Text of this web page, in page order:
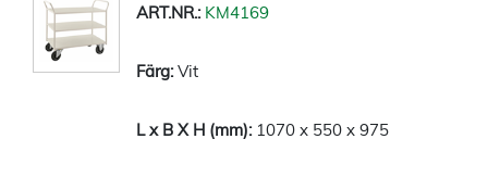
KM4169
Vit
1070 x 550 x 975